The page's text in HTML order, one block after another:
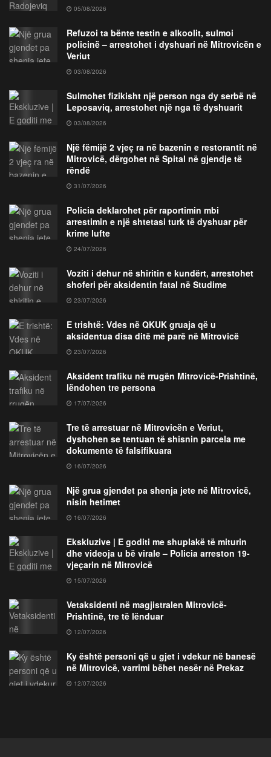
05/08/2026
Refuzoi ta bënte testin e alkoolit, sulmoi
policinë – arrestohet i dyshuari në Mitrovicën e
Veriut
03/08/2026
Sulmohet fizikisht një person nga dy serbë në
Leposaviq, arrestohet një nga të dyshuarit
03/08/2026
Një fëmijë 2 vjeç ra në bazenin e restorantit në
Mitrovicë, dërgohet në Spital në gjendje të
rëndë
31/07/2026
Policia deklarohet për raportimin mbi
arrestimin e një shtetasi turk të dyshuar për
krime lufte
24/07/2026
Voziti i dehur në shiritin e kundërt, arrestohet
shoferi për aksidentin fatal në Studime
23/07/2026
E trishtë: Vdes në QKUK gruaja që u
aksidentua disa ditë më parë në Mitrovicë
23/07/2026
Aksident trafiku në rrugën Mitrovicë-Prishtinë,
lëndohen tre persona
17/07/2026
Tre të arrestuar në Mitrovicën e Veriut,
dyshohen se tentuan të shisnin parcela me
dokumente të falsifikuara
16/07/2026
Një grua gjendet pa shenja jete në Mitrovicë,
nisin hetimet
16/07/2026
Ekskluzive | E goditi me shuplakë të miturin
dhe videoja u bë virale – Policia arreston 19-
vjeçarin në Mitrovicë
15/07/2026
Vetaksidenti në magjistralen Mitrovicë-
Prishtinë, tre të lënduar
12/07/2026
Ky është personi që u gjet i vdekur në banesë
në Mitrovicë, varrimi bëhet nesër në Prekaz
12/07/2026